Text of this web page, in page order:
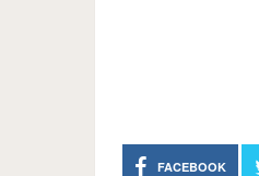
FACEBOOK